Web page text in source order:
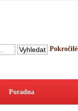
Pokročilé
Poradna